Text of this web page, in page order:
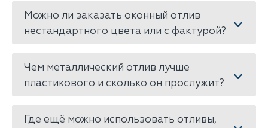
Можно ли заказать оконный отлив
нестандартного цвета или с фактурой?
Чем металлический отлив лучше
пластикового и сколько он прослужит?
Где ещё можно использовать отливы,